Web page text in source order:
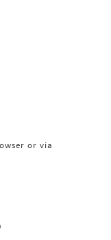
or via